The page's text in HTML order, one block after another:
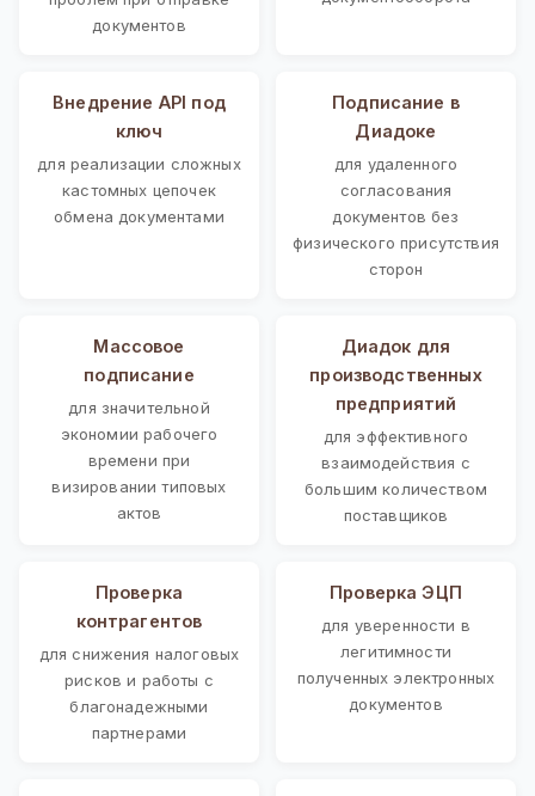
документов
Внедрение API под
ключ
для реализации сложных
кастомных цепочек
обмена документами
Подписание в
Диадоке
для удаленного
согласования
документов без
физического присутствия
сторон
Массовое
подписание
для значительной
экономии рабочего
времени при
визировании типовых
актов
Диадок для
производственных
предприятий
для эффективного
взаимодействия с
большим количеством
поставщиков
Проверка
контрагентов
для снижения налоговых
рисков и работы с
благонадежными
партнерами
Проверка ЭЦП
для уверенности в
легитимности
полученных электронных
документов